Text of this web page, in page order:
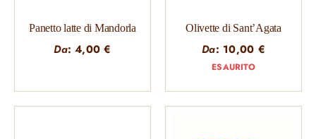
Panetto latte di Mandorla
Da:4,00€
Olivette di Sant’Agata
Da: 10,00 €
ESAURITO